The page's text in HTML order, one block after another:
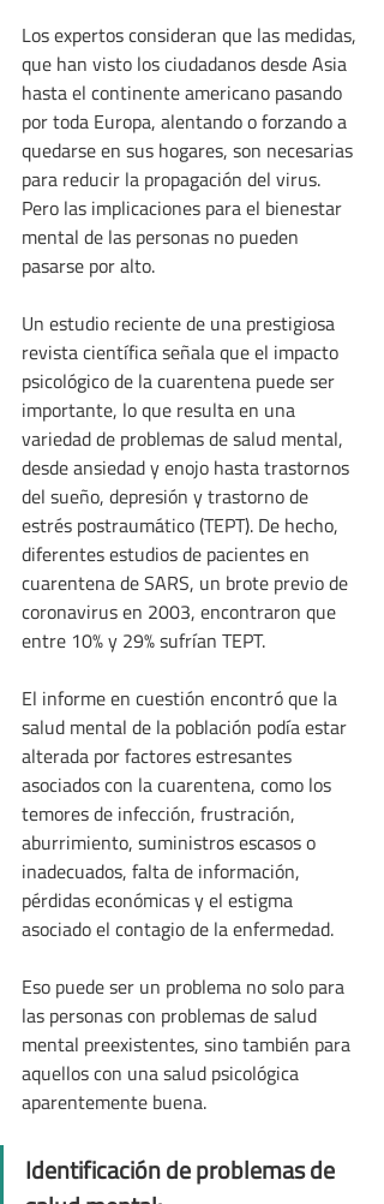
Los expertos consideran que las medidas,
que han visto los ciudadanos desde Asia
hasta el continente americano pasando
por toda Europa, alentando o forzando a
quedarse en sus hogares, son necesarias
para reducir la propagación del virus.
Pero las implicaciones para el bienestar
mental de las personas no pueden
pasarse por alto.
Un estudio reciente de una prestigiosa
revista científica señala que el impacto
psicológico de la cuarentena puede ser
importante, lo que resulta en una
variedad de problemas de salud mental,
desde ansiedad y enojo hasta trastornos
del sueño, depresión y trastorno de
estrés postraumático (TEPT). De hecho,
diferentes estudios de pacientes en
cuarentena de SARS, un brote previo de
coronavirus en 2003, encontraron que
entre 10% y 29% sufrían TEPT.
El informe en cuestión encontró que la
salud mental de la población podía estar
alterada por factores estresantes
asociados con la cuarentena, como los
temores de infección, frustración,
aburrimiento, suministros escasos o
inadecuados, falta de información,
pérdidas económicas y el estigma
asociado el contagio de la enfermedad.
Eso puede ser un problema no solo para
las personas con problemas de salud
mental preexistentes, sino también para
aquellos con una salud psicológica
aparentemente buena.
Identificación de problemas de